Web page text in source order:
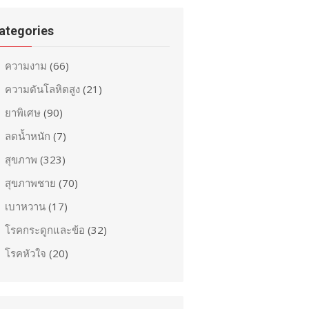
ความงาม (66)
ความดันโลหิตสูง (21)
ยาพิเศษ (90)
ลดน้ำหนัก (7)
สุขภาพ (323)
สุขภาพชาย (70)
เบาหวาน (17)
โรคกระดูกและข้อ (32)
โรคหัวใจ (20)